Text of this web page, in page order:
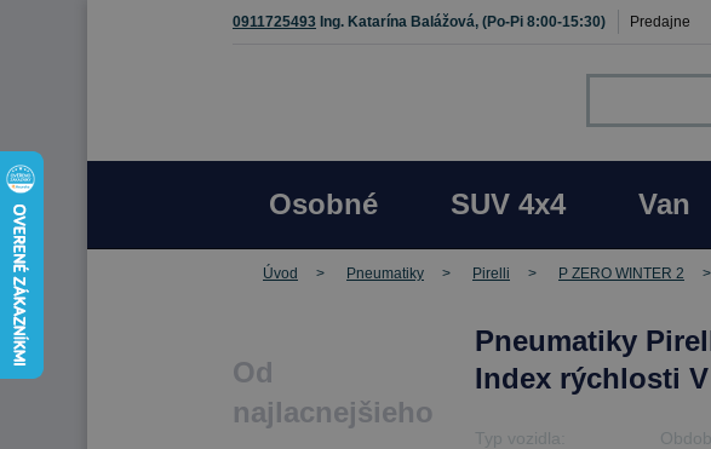
0911725493 Ing. Katarína Balážová, (Po-Pi 8:00-15:30) Predajne
Osobné SUV 4x4 Van
Úvod Pneumatiky Pirelli P ZERO WINTER 2
Od
najlacnejšieho
Pneumatiky
Index rýchlosti
Typ vozidla: